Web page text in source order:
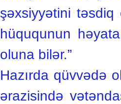
şəxsiyyətini
hüququnun
oluna bilər.”
Hazırda qüvvədə
ərazisində